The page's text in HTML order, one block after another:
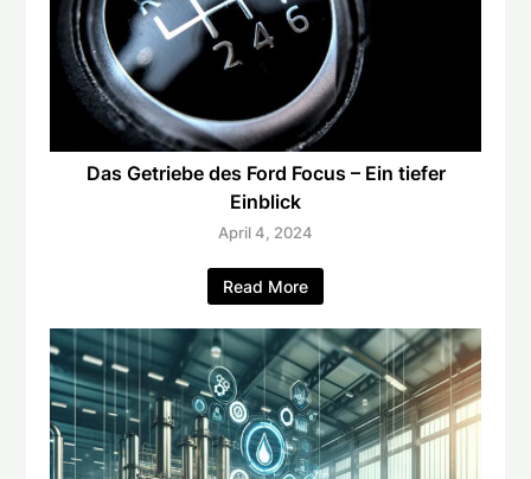
Das Getriebe des Ford Focus – Ein tiefer
Einblick
April 4, 2024
Read More